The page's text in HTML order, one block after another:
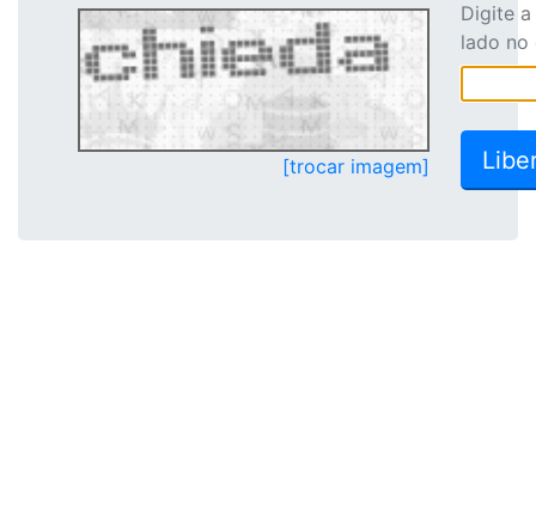
[trocar imagem]
Digite
lado no